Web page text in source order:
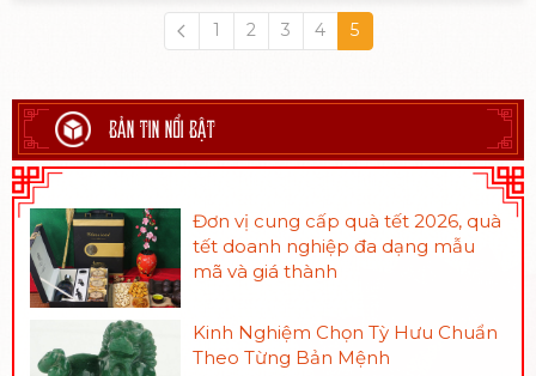
1 2 3 4 5
BẢN TIN NỔI BẬT
Đơn vị cung cấp quà tết 2026, quà
tết doanh nghiệp đa dạng mẫu
mã và giá thành
Kinh Nghiệm Chọn Tỳ Hưu Chuẩn
Theo Từng Bản Mệnh